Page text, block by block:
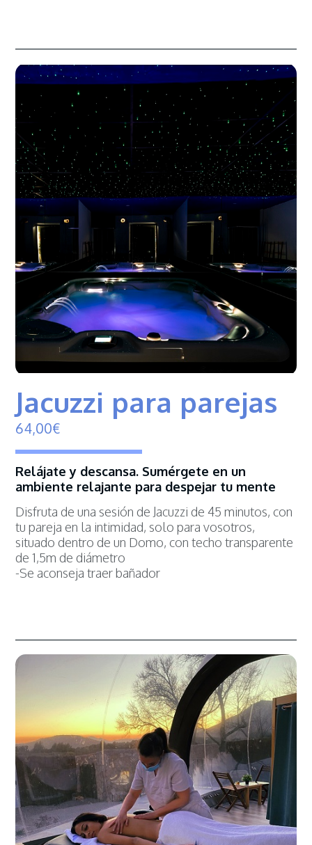
Jacuzzi para parejas
64,00€
Relájate y descansa. Sumérgete en un
ambiente relajante para despejar tu mente
Disfruta de una sesión de Jacuzzi de 45 minutos, con
tu pareja en la intimidad, solo para vosotros,
situado dentro de un Domo, con techo transparente
de 1,5m de diámetro
-Se aconseja traer bañador